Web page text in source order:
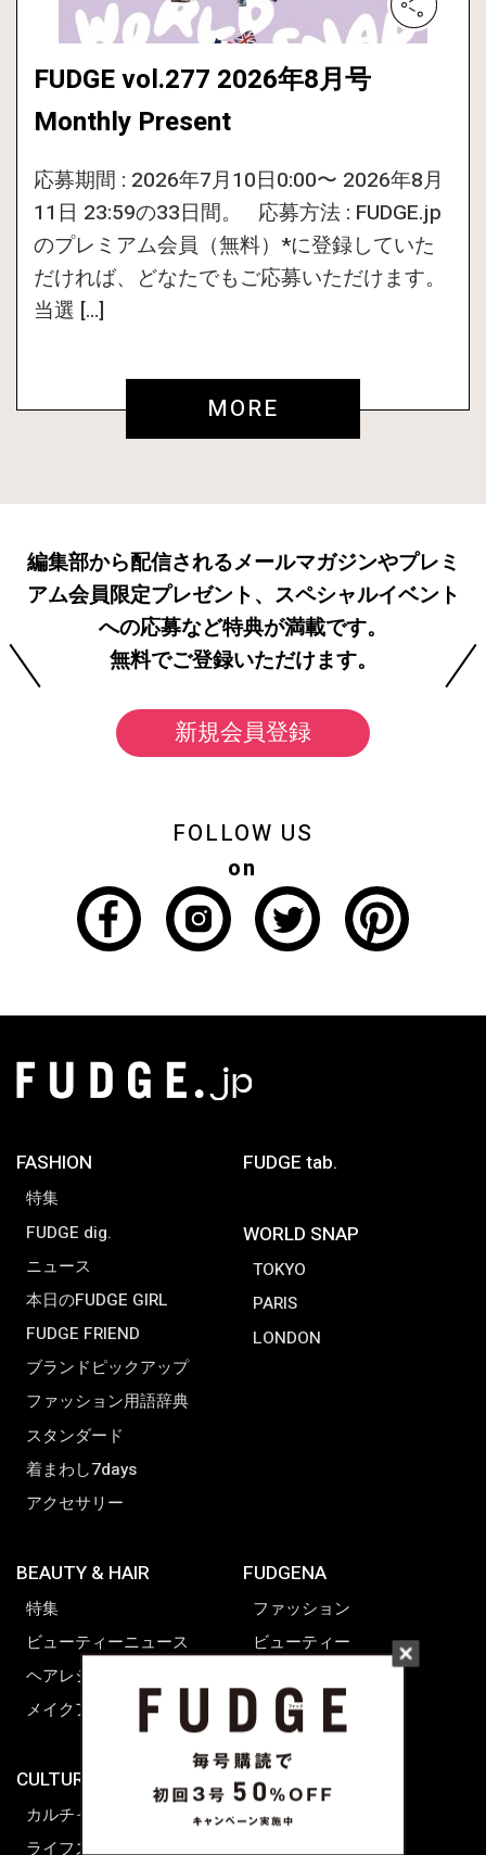
FUDGE vol.277 2026年8月号
Monthly Present
応募期間 : 2026年7月10日0:00〜 2026年8月
11日 23:59の33日間。 応募方法 : FUDGE.jp
のプレミアム会員（無料）*に登録していた
だければ、どなたでもご応募いただけます。
当選 […]
MORE
編集部から配信されるメールマガジンやプレミ
アム会員限定プレゼント、スペシャルイベント
への応募など特典が満載です。
無料でご登録いただけます。
新規会員登録
FOLLOW US
on
FASHION
特集
FUDGE dig.
ニュース
本日のFUDGE GIRL
FUDGE FRIEND
ブランドピックアップ
ファッション用語辞典
スタンダード
着まわし7days
アクセサリー
FUDGE tab.
WORLD SNAP
TOKYO
PARIS
LONDON
BEAUTY & HAIR
特集
ビューティーニュース
ヘアレシピ ストーリーズ
メイクアップティップス
CULTURE & LIFE
カルチャー
ライフスタイル
FUDGENA
ファッション
ビューティー
ライフスタイル